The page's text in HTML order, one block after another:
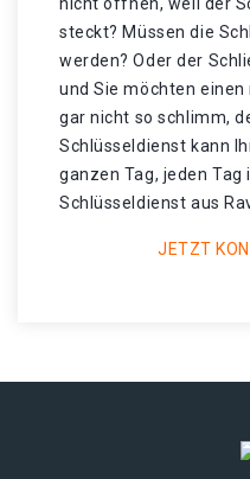
steckt? Müssen die
werden? Oder der
und Sie möchten einen
gar nicht so schlimm,
Schlüsseldienst kann
ganzen Tag, jeden Tag
Schlüsseldienst aus
JETZT